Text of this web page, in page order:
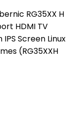
RG35XX H
HDMI TV
Screen Linux
(RG35XXH